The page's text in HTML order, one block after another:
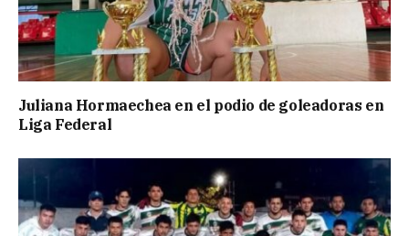
Juliana Hormaechea en el podio de goleadoras en
Liga Federal